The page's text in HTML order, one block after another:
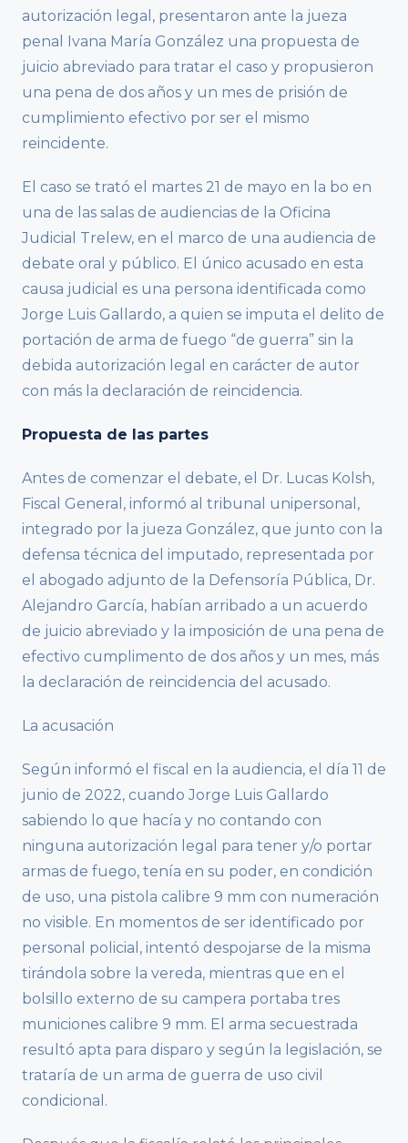
autorización legal, presentaron ante la jueza
penal Ivana María González una propuesta de
juicio abreviado para tratar el caso y propusieron
una pena de dos años y un mes de prisión de
cumplimiento efectivo por ser el mismo
reincidente.
El caso se trató el martes 21 de mayo en la bo en
una de las salas de audiencias de la Oficina
Judicial Trelew, en el marco de una audiencia de
debate oral y público. El único acusado en esta
causa judicial es una persona identificada como
Jorge Luis Gallardo, a quien se imputa el delito de
portación de arma de fuego “de guerra” sin la
debida autorización legal en carácter de autor
con más la declaración de reincidencia.
Propuesta de las partes
Antes de comenzar el debate, el Dr. Lucas Kolsh,
Fiscal General, informó al tribunal unipersonal,
integrado por la jueza González, que junto con la
defensa técnica del imputado, representada por
el abogado adjunto de la Defensoría Pública, Dr.
Alejandro García, habían arribado a un acuerdo
de juicio abreviado y la imposición de una pena de
efectivo cumplimento de dos años y un mes, más
la declaración de reincidencia del acusado.
La acusación
Según informó el fiscal en la audiencia, el día 11 de
junio de 2022, cuando Jorge Luis Gallardo
sabiendo lo que hacía y no contando con
ninguna autorización legal para tener y/o portar
armas de fuego, tenía en su poder, en condición
de uso, una pistola calibre 9 mm con numeración
no visible. En momentos de ser identificado por
personal policial, intentó despojarse de la misma
tirándola sobre la vereda, mientras que en el
bolsillo externo de su campera portaba tres
municiones calibre 9 mm. El arma secuestrada
resultó apta para disparo y según la legislación, se
trataría de un arma de guerra de uso civil
condicional.